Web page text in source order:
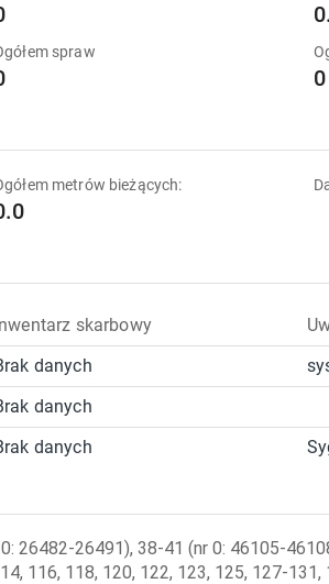
spraw
0
metrów bieżących:
skarbowy
danych
danych
danych
26482-26491), 38-41 (nr 0: 46105-
116, 118, 120, 122, 123, 125, 127-131,